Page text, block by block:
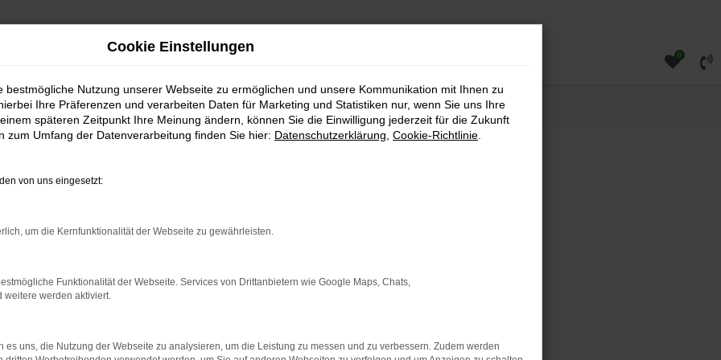
0
große Auswahl an sofort verfügbaren Neu- und Gebrauchtwagen direkt bei uns
einem geräumigen Familienauto oder einem sportlichen SUV suchen – bei
Cookie Einstellungen
bestmögliche Nutzung unserer Webseite zu ermöglichen und unsere Kommunikation mit Ihnen zu
Ihre Präferenzen und verarbeiten Daten für Marketing und Statistiken nur, wenn Sie uns Ihre
späteren Zeitpunkt Ihre Meinung ändern, können Sie die Einwilligung jederzeit für die Zukunft
zum Umfang der Datenverarbeitung finden Sie hier: Datenschutzerklärung Cookie-Richtlinie
von uns eingesetzt:
um die Kernfunktionalität der Webseite zu gewährleisten.
Funktionalität der Webseite. Services von Drittanbietern wie Google Maps, Chats,
weitere werden aktiviert.
es uns, die Nutzung der Webseite zu analysieren, um die Leistung zu messen und zu verbessern. Zudem werden